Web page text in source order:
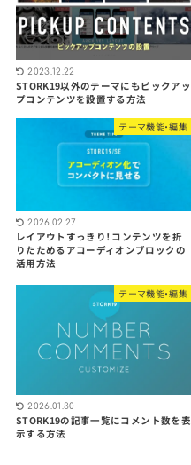
2023.12.22
STORK19以外のテーマにもピックアッ
プコンテンツを設置する方法
テーマ機能・編集
2026.02.27
レイアウトすっきり！コンテンツを折
りたためるアコーディオンブロックの
活用方法
テーマ機能・編集
2026.01.30
STORK19の記事一覧にコメント数を表
示する方法